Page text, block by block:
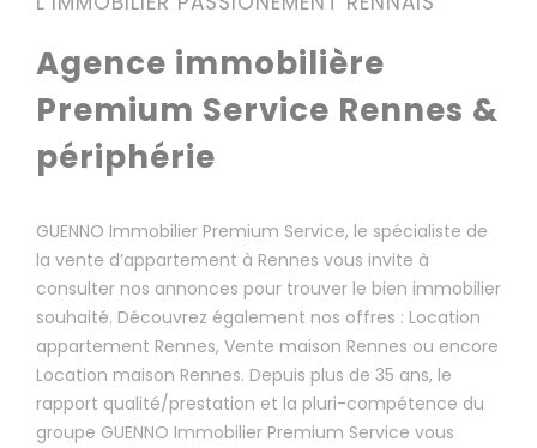
Agence immobilière
Premium Service Rennes &
périphérie
GUENNO Immobilier Premium Service, le spécialiste de
la vente d’appartement à Rennes vous invite à
consulter nos annonces pour trouver le bien immobilier
souhaité. Découvrez également nos offres : Location
appartement Rennes, Vente maison Rennes ou encore
Location maison Rennes. Depuis plus de 35 ans, le
rapport qualité/prestation et la pluri-compétence du
groupe GUENNO Immobilier Premium Service vous